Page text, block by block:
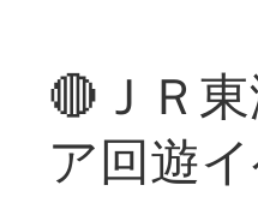
🔴ＪＲ
ア回遊